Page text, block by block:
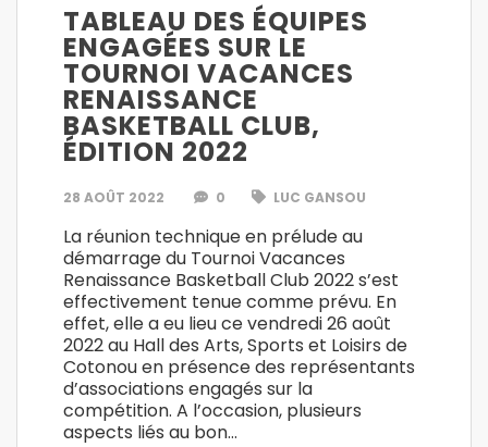
TABLEAU DES ÉQUIPES
ENGAGÉES SUR LE
TOURNOI VACANCES
RENAISSANCE
BASKETBALL CLUB,
ÉDITION 2022
28 AOÛT 2022 0 LUC GANSOU
La réunion technique en prélude au
démarrage du Tournoi Vacances
Renaissance Basketball Club 2022 s’est
effectivement tenue comme prévu. En
effet, elle a eu lieu ce vendredi 26 août
2022 au Hall des Arts, Sports et Loisirs de
Cotonou en présence des représentants
d’associations engagés sur la
compétition. A l’occasion, plusieurs
aspects liés au bon…